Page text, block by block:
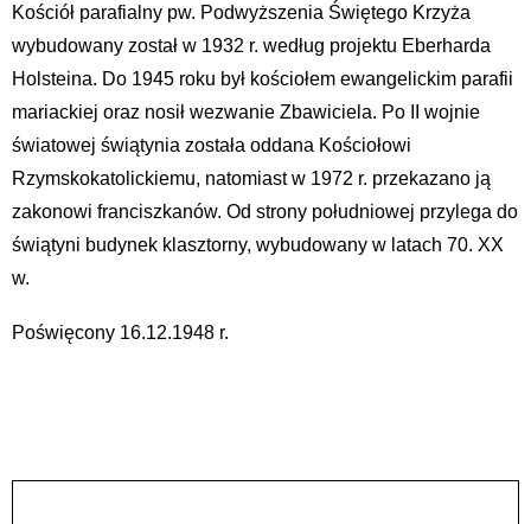
Kościół parafialny pw. Podwyższenia Świętego Krzyża
wybudowany został w 1932 r. według projektu Eberharda
Holsteina. Do 1945 roku był kościołem ewangelickim parafii
mariackiej oraz nosił wezwanie Zbawiciela. Po II wojnie
światowej świątynia została oddana Kościołowi
Rzymskokatolickiemu, natomiast w 1972 r. przekazano ją
zakonowi franciszkanów. Od strony południowej przylega do
świątyni budynek klasztorny, wybudowany w latach 70. XX
w.
Poświęcony 16.12.1948 r.